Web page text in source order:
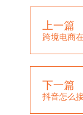
上一篇
跨境电商
下一篇
抖音怎么